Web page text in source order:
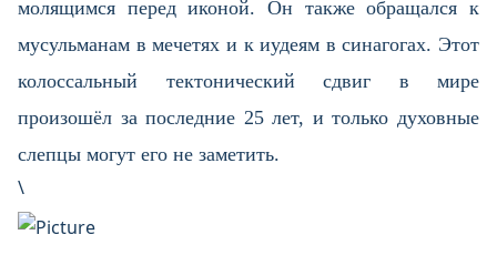
молящимся перед иконой. Он также обращался к
мусульманам в мечетях и к иудеям в синагогах. Этот
колоссальный тектонический сдвиг в мире
произошёл за последние 25 лет, и только духовные
слепцы могут его не заметить.
\